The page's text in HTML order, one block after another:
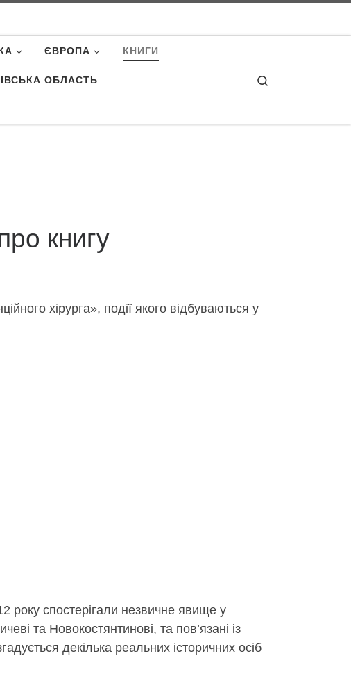
ЄВРОПА КНИГИ
ОБЛАСТЬ
книгу
хірурга», події якого відбуваються у
року спостерігали незвичне явище у
та Новокостянтинові, та пов’язані із
декілька реальних історичних осіб